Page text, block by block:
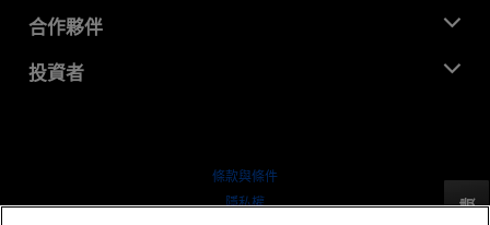
招聘
聯絡我們
媒體庫
開發者中心
案例研究
合作夥伴
AMD 合作夥伴中心
投資者
條款與條件
隱私權
反馈